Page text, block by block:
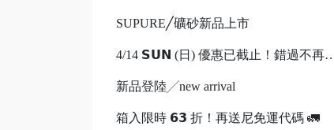
SUPURE╱礦砂新品上市
4/14 𝗦𝗨𝗡 (日) 優惠已截止！錯過不再
新品登陸╱new arrival
箱入限時 𝟲𝟯 折！再送尼免運代碼 🚛